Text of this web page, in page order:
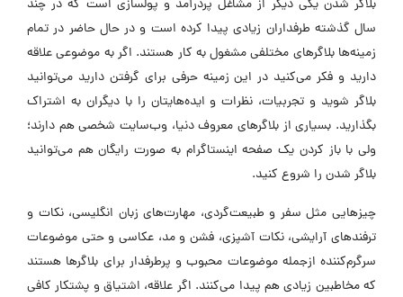
بلاگر شدن یکی دیگر از مشاغل پردرآمد و پولسازی است که در چند
سال گذشته طرفداران زیادی پیدا کرده است و در حال حاضر در تمام
زمینه‌ها بلاگرهای مختلفی مشغول به کار هستند. اگر به موضوعی علاقه
دارید و فکر می‌کنید در این زمینه حرفی برای گرفتن دارید می‌توانید
بلاگر شوید و تجربیات، نظرات و ایده‌هایتان را با دیگران به اشتراک
بگذارید. بسیاری از بلاگرهای معروف دنیا، وب‌سایت شخصی هم دارند؛
ولی با باز کردن یک صفحه اینستاگرام به صورت رایگان هم می‌توانید
بلاگر شدن را شروع کنید.
چیزهایی مثل سفر و طبیعت‌گردی، مهارت‌های زبان انگلیسی، نکات و
ترفندهای آرایشی، نکات آشپزی، فشن و مد، عکاسی و حتی موضوعات
سرگرم‌کننده ازجمله موضوعات محبوب و پرطرفدار برای بلاگرها هستند
که مخاطبین زیادی هم پیدا می‌کنند. اگر علاقه، اشتیاق و پشتکار کافی